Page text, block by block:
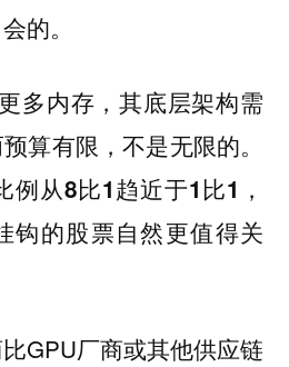
的。
多内存，其底层架构需
算有限，不是无限的。
例从8比1趋近于1比1 ，
钩的股票自然更值得关
GPU厂商或其他供应链